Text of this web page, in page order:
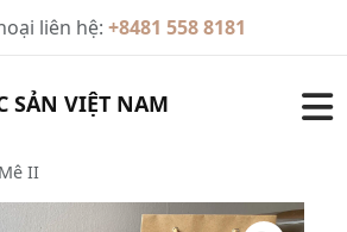
liên hệ: +8481 558 8181
SẢN VIỆT NAM
II